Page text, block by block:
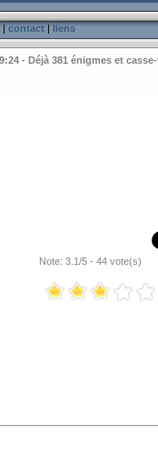
|contact|liens
- Déjà 381 énigmes et
Note: 3.1/5 - 44 vote(s)